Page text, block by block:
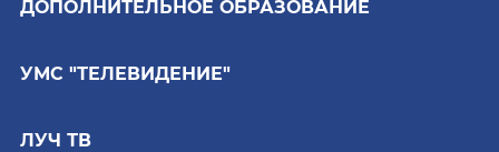
ДОПОЛНИТЕЛЬНОЕ ОБРАЗОВАНИЕ
УМС "ТЕЛЕВИДЕНИЕ"
ЛУЧ ТВ